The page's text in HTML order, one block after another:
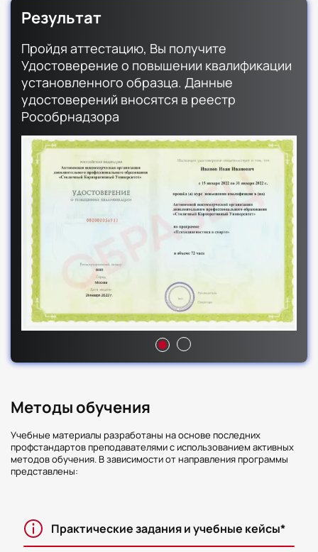
Результат
Пройдя аттестацию, Вы получите
Удостоверение о повышении квалификации
установленного образца. Данные
удостоверений вносятся в реестр
Рособрнадзора
Методы обучения
Учебные материалы разработаны на основе последних
профстандартов преподавателями с использованием активных
методов обучения. В зависимости от направления программы
представлены:
Практические задания и учебные кейсы*